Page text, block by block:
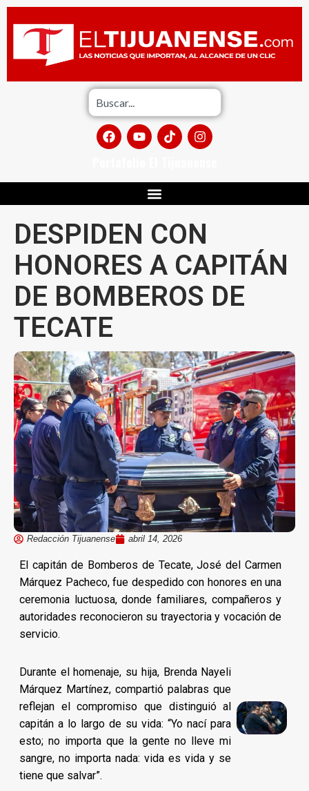
DESPIDEN CON
HONORES A CAPITÁN
DE BOMBEROS DE
TECATE
Redacción Tijuanense abril 14, 2026
El capitán de Bomberos de Tecate, José del Carmen
Márquez Pacheco, fue despedido con honores en una
ceremonia luctuosa, donde familiares, compañeros y
autoridades reconocieron su trayectoria y vocación de
servicio.
Durante el homenaje, su hija, Brenda Nayeli
Márquez Martínez, compartió palabras que
reflejan el compromiso que distinguió al
capitán a lo largo de su vida: “Yo nací para
esto; no importa que la gente no lleve mi
sangre, no importa nada: vida es vida y se
tiene que salvar”.